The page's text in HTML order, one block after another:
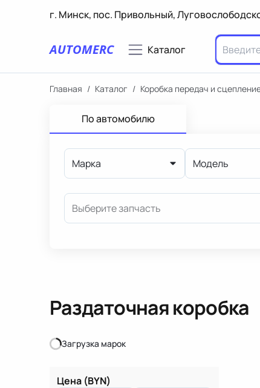
г. Минск, пос. Привольный,
AUTOMERC Каталог
Главная / Каталог / Коробка передач и
По автомобилю
Марка Модель
Выберите запчасть
Раздаточная коробка
Загрузка марок
Загрузка марок
Цена (BYN)